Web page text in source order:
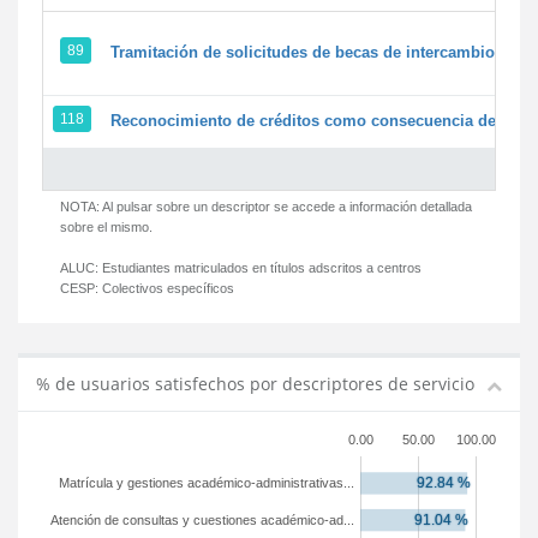
89 Tramitación de solicitudes de becas de intercambio
118 Reconocimiento de créditos como consecuencia de un
NOTA: Al pulsar sobre un descriptor se accede a información detallada
sobre el mismo.
ALUC: Estudiantes matriculados en títulos adscritos a centros
CESP: Colectivos específicos
% de usuarios satisfechos por descriptores de servicio
0.00 50.00 100.00
Atención de consultas y cuestiones académico-ad...
Matrícula y gestiones académico-administrativas...